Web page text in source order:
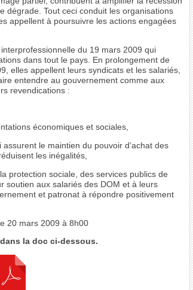
dégrade. Tout ceci conduit les organisations
appellent à poursuivre les actions engagées
du 19 mars 2009 qui
dans tout le pays. En prolongement de
elles appellent leurs syndicats et les salariés,
entendre au gouvernement comme aux
revendications :
économiques et sociales,
le maintien du pouvoir d’achat des
les inégalités,
protection sociale, des services publics de
soutien aux salariés des DOM et à leurs
et patronat à répondre positivement
20 mars 2009 à 8h00
la doc ci-dessous.